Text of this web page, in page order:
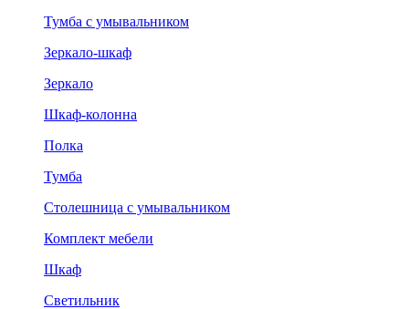
Тумба с умывальником
Зеркало-шкаф
Зеркало
Шкаф-колонна
Полка
Тумба
Столешница с умывальником
Комплект мебели
Шкаф
Светильник